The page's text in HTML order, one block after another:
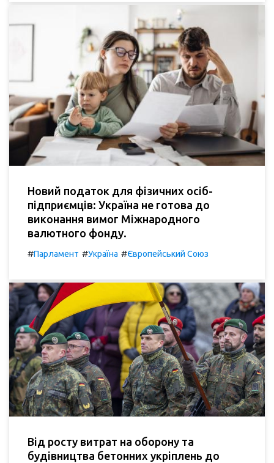
Новий податок для фізичних осіб-
підприємців: Україна не готова до
виконання вимог Міжнародного
валютного фонду.
#Парламент #Україна #Європейський Союз
Від росту витрат на оборону та
будівництва бетонних укріплень до